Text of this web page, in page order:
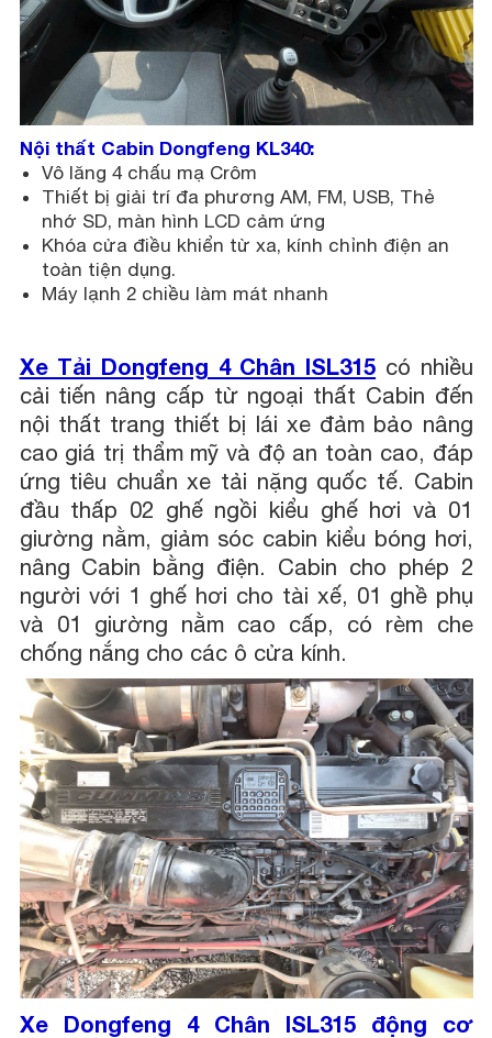
Nội thất Cabin Dongfeng KL340:
Vô lăng 4 chấu mạ Crôm
Thiết bị giải trí đa phương AM, FM, USB, Thẻ
nhớ SD, màn hình LCD cảm ứng
Khóa cửa điều khiển từ xa, kính chỉnh điện an
toàn tiện dụng.
Máy lạnh 2 chiều làm mát nhanh
Xe Tải Dongfeng 4 Chân ISL315 có nhiều
cải tiến nâng cấp từ ngoại thất Cabin đến
nội thất trang thiết bị lái xe đảm bảo nâng
cao giá trị thẩm mỹ và độ an toàn cao, đáp
ứng tiêu chuẩn xe tải nặng quốc tế. Cabin
đầu thấp 02 ghế ngồi kiểu ghế hơi và 01
giường nằm, giảm sóc cabin kiểu bóng hơi,
nâng Cabin bằng điện. Cabin cho phép 2
người với 1 ghế hơi cho tài xế, 01 ghề phụ
và 01 giường nằm cao cấp, có rèm che
chống nắng cho các ô cửa kính.
Xe Dongfeng 4 Chân ISL315 động cơ